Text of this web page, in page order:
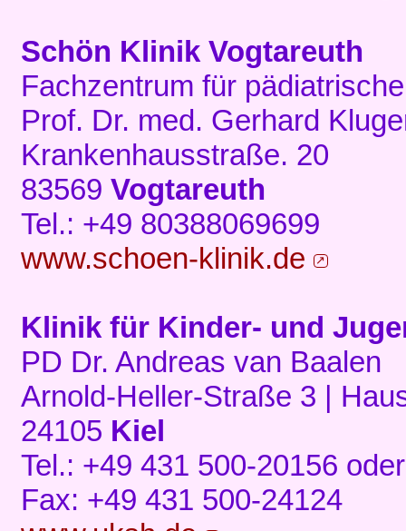
Schön Klinik Vogtareuth
Fachzentrum für
Prof. Dr. med. Gerhard
Krankenhausstraße. 20
83569 Vogtareuth
Tel.: +49 80388069699
www.schoen-klinik.de
Klinik für Kinder- und
PD Dr. Andreas van Baalen
Arnold-Heller-Straße 3 |
24105 Kiel
Tel.: +49 431 500-20156
Fax: +49 431 500-24124